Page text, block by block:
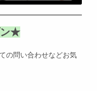
ン★
の問い合わせなどお気